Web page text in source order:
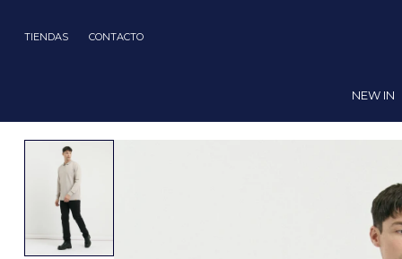
TIENDAS CONTACTO
NEW IN